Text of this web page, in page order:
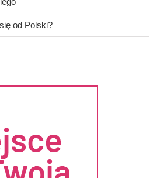
od Polski?